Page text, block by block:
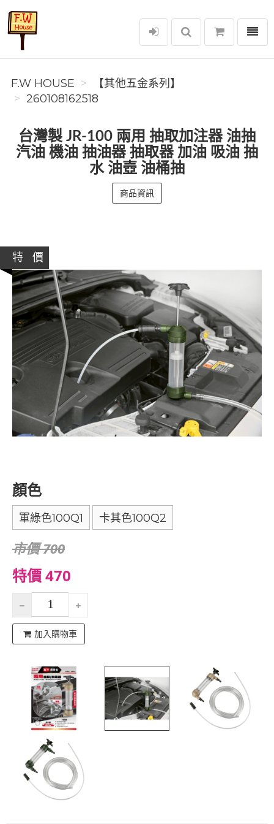
F.W House
選單
F.W HOUSE
【其他五金系列】
260108162518
台灣製 JR-100 兩用 抽取加注器 油抽
汽油 機油 抽油器 抽取器 加油 吸油 抽
水 油壺 油桶抽
商品資訊
特 價
顏色
軍綠色100Q1 卡其色100Q2
市價 700
特價 470
加入購物車